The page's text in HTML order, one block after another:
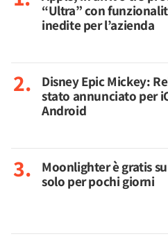
“Ultra” con
inedite per l’azienda
Disney Epic Mickey:
stato annunciato per
Android
Moonlighter è gratis
solo per pochi giorni